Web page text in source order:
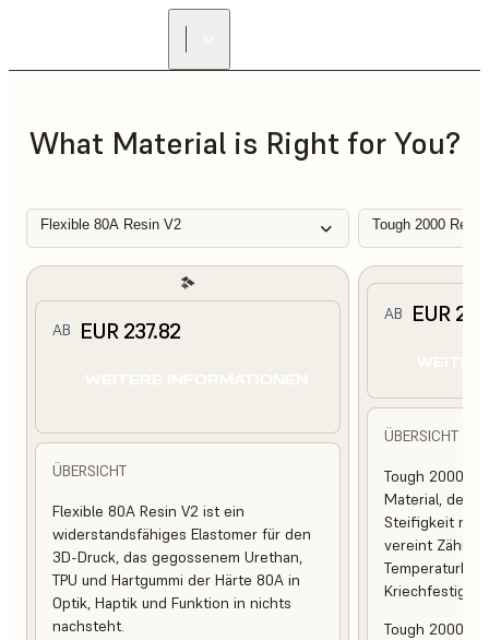
What Material is Right for You?
Flexible 80A Resin V2 Tough 2000
AB EUR 237.82
ÜBERSICHT
Flexible 80A Resin V2 ist ein
widerstandsfähiges Elastomer für den
3D-Druck, das gegossenem Urethan,
TPU und Hartgummi der Härte 80A in
Optik, Haptik und Funktion in nichts
nachsteht.
AB EUR
ÜBERSICHT
Tough 2000
Material,
Steifigkeit mit
vereint
Tough 2000